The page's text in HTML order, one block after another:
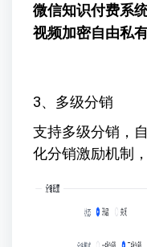
微信知识付费系
视频加密自由私
3、多级分销
支持多级分销，
化分销激励机制